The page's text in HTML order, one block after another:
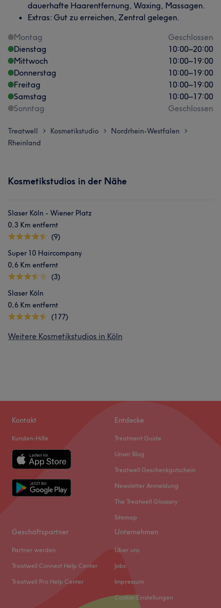
dauerhafte Haarentfernung, Waxing, Massagen.
Extras: Gut zu erreichen, Zentral gelegen.
Montag
Geschlossen
Dienstag
10:00–20:00
Mittwoch
10:00–19:00
Donnerstag
10:00–19:00
Freitag
10:00–19:00
Samstag
10:00–17:00
Sonntag
Geschlossen
Treatwell > Kosmetikstudio > Nordrhein-Westfalen >
Rheinland
Kosmetikstudios in der Nähe
Slaser Köln - Wiener Platz
0,3 Km entfernt
(9)
Super 10 Haircompany
0,6 Km entfernt
(3)
Slaser Köln
0,6 Km entfernt
(177)
Weitere Kosmetikstudios in Köln
Kontakt
Kunden-Hilfe
Entdecke
Treatment Guide
Unser Blog
Treatwell Geschenkgutschein
Newsletter Anmeldung
The Treatwell Glossary
Sitemap
Geschäftspartner
Partner werden
Treatwell Connect Help Center
Treatwell Pro Help Center
Unternehmen
Über uns
Jobs
Impressum
Cookie-Einstellungen